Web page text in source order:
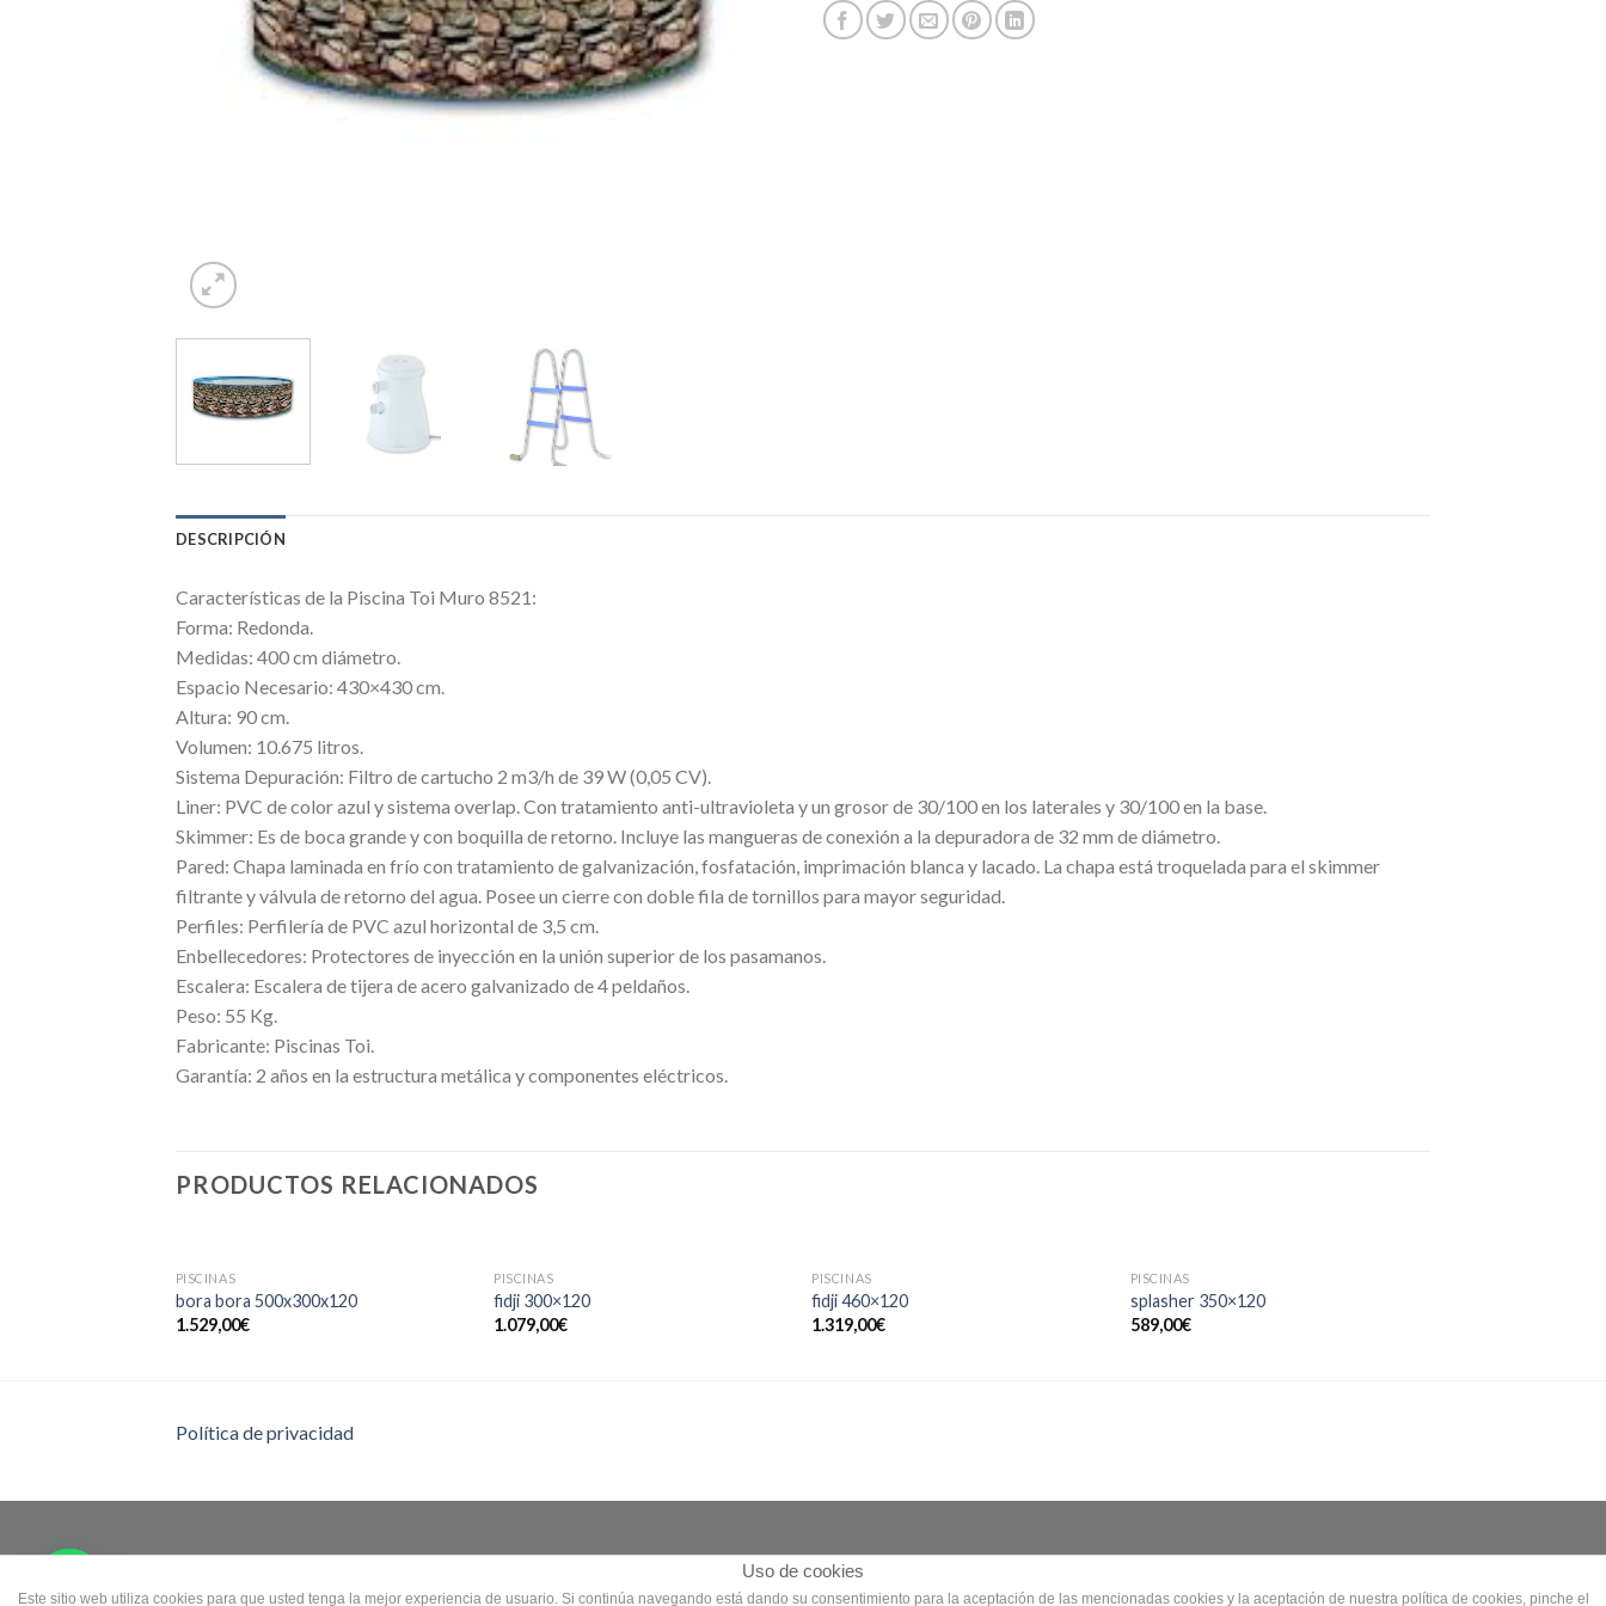
DESCRIPCIÓN
Características de la Piscina Toi Muro 8521:
Forma: Redonda.
Medidas: 400 cm diámetro.
Espacio Necesario: 430×430 cm.
Altura: 90 cm.
Volumen: 10.675 litros.
Sistema Depuración: Filtro de cartucho 2 m3/h de 39 W (0,05 CV).
Liner: PVC de color azul y sistema overlap. Con tratamiento anti-ultravioleta y un grosor de 30/100 en los laterales y 30/100 en la base.
Skimmer: Es de boca grande y con boquilla de retorno. Incluye las mangueras de conexión a la depuradora de 32 mm de diámetro.
Pared: Chapa laminada en frío con tratamiento de galvanización, fosfatación, imprimación blanca y lacado. La chapa está troquelada para el skimmer
filtrante y válvula de retorno del agua. Posee un cierre con doble fila de tornillos para mayor seguridad.
Perfiles: Perfilería de PVC azul horizontal de 3,5 cm.
Enbellecedores: Protectores de inyección en la unión superior de los pasamanos.
Escalera: Escalera de tijera de acero galvanizado de 4 peldaños.
Peso: 55 Kg.
Fabricante: Piscinas Toi.
Garantía: 2 años en la estructura metálica y componentes eléctricos.
PRODUCTOS RELACIONADOS
PISCINAS
bora bora 500x300x120
1.529,00€
PISCINAS
fidji 300×120
1.079,00€
PISCINAS
fidji 460×120
1.319,00€
PISCINAS
splasher 350×120
589,00€
Política de privacidad
Uso de cookies
Este sitio web utiliza cookies para que usted tenga la mejor experiencia de usuario. Si continúa navegando está dando su consentimiento para la aceptación de las mencionadas cookies y la aceptación de nuestra política de cookies, pinche el